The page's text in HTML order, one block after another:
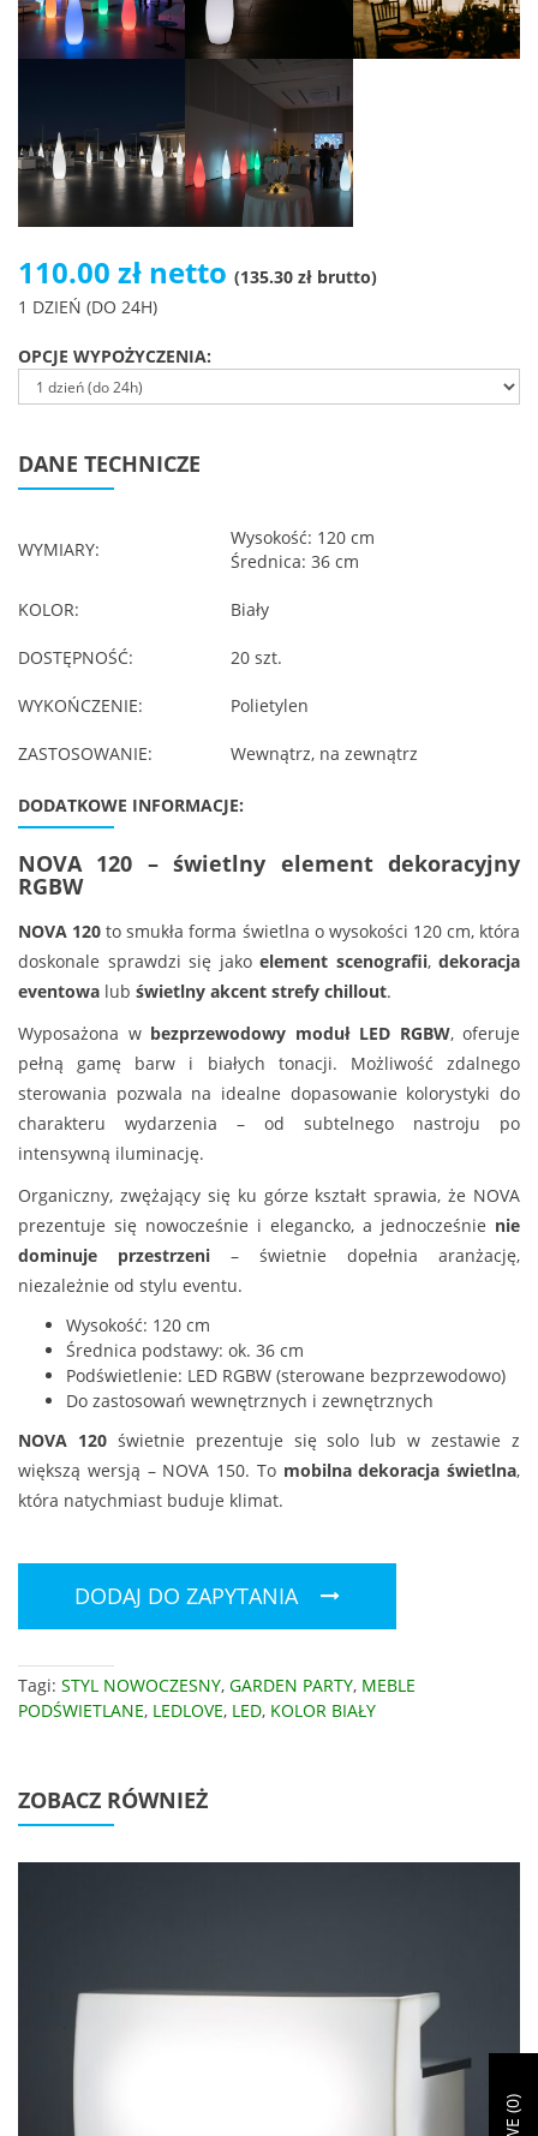
110.00 zł netto (135.30 zł brutto)
1 DZIEŃ (DO 24H)
OPCJE WYPOŻYCZENIA:
DANE TECHNICZE
WYMIARY:
Wysokość: 120 cm
Średnica: 36 cm
KOLOR: Biały
DOSTĘPNOŚĆ: 20 szt.
WYKOŃCZENIE: Polietylen
ZASTOSOWANIE: Wewnątrz, na zewnątrz
DODATKOWE INFORMACJE:
NOVA 120 – świetlny element dekoracyjny
RGBW
NOVA 120 to smukła forma świetlna o wysokości 120 cm, która
doskonale sprawdzi się jako element scenografii, dekoracja
eventowa lub świetlny akcent strefy chillout.
Wyposażona w bezprzewodowy moduł LED RGBW, oferuje
pełną gamę barw i białych tonacji. Możliwość zdalnego
sterowania pozwala na idealne dopasowanie kolorystyki do
charakteru wydarzenia – od subtelnego nastroju po
intensywną iluminację.
Organiczny, zwężający się ku górze kształt sprawia, że NOVA
prezentuje się nowocześnie i elegancko, a jednocześnie nie
dominuje przestrzeni – świetnie dopełnia aranżację,
niezależnie od stylu eventu.
Wysokość: 120 cm
Średnica podstawy: ok. 36 cm
Podświetlenie: LED RGBW (sterowane bezprzewodowo)
Do zastosowań wewnętrznych i zewnętrznych
NOVA 120świetnie prezentuje się solo lub w zestawie z
większą wersją – NOVA 150. To mobilna dekoracja świetlna,
która natychmiast buduje klimat.
DODAJ DO ZAPYTANIA
Tagi: STYL NOWOCZESNY, GARDEN PARTY, MEBLE
PODŚWIETLANE, LEDLOVE, LED, KOLOR BIAŁY
ZOBACZ RÓWNIEŻ
0
)